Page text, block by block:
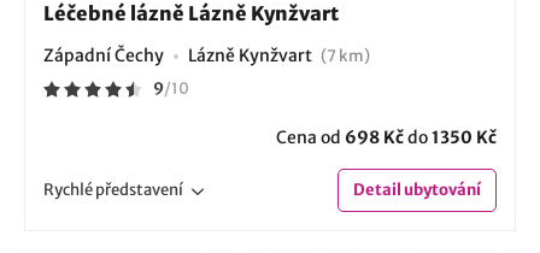
Léčebné lázně Lázně Kynžvart
Západní Čechy Lázně Kynžvart (7 km)
9/10
Cena od 698 Kčdo1350 Kč
Rychlépředstavení Detailubytování